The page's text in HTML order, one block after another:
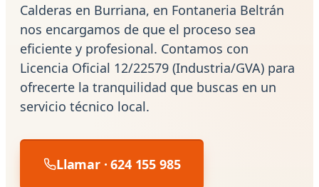
Calderas en Burriana, en Fontaneria Beltrán
nos encargamos de que el proceso sea
eficiente y profesional. Contamos con
Licencia Oficial 12/22579 (Industria/GVA) para
ofrecerte la tranquilidad que buscas en un
servicio técnico local.
Llamar · 624 155 985